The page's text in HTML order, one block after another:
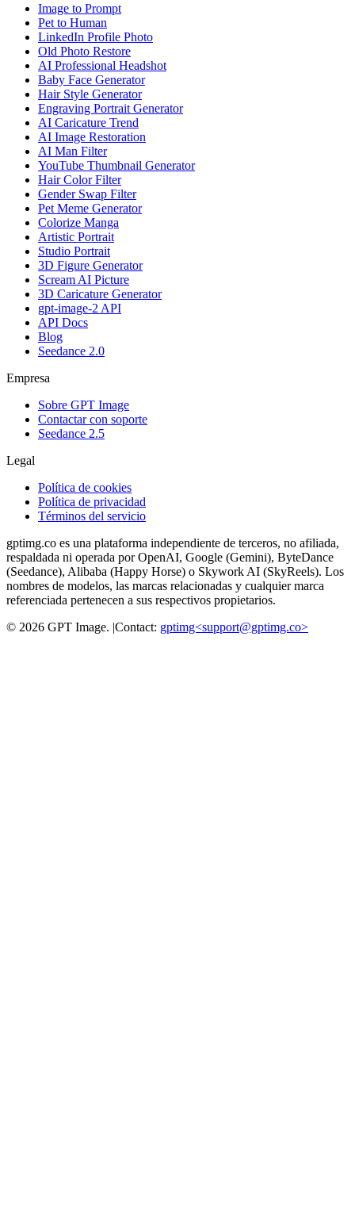
Image to Prompt
Pet to Human
LinkedIn Profile Photo
Old Photo Restore
AI Professional Headshot
Baby Face Generator
Hair Style Generator
Engraving Portrait Generator
AI Caricature Trend
AI Image Restoration
AI Man Filter
YouTube Thumbnail Generator
Hair Color Filter
Gender Swap Filter
Pet Meme Generator
Colorize Manga
Artistic Portrait
Studio Portrait
3D Figure Generator
Scream AI Picture
3D Caricature Generator
gpt-image-2 API
API Docs
Blog
Seedance 2.0
Empresa
Sobre GPT Image
Contactar con soporte
Seedance 2.5
Legal
Política de cookies
Política de privacidad
Términos del servicio
gptimg.co es una plataforma independiente de terceros, no afiliada,
respaldada ni operada por OpenAI, Google (Gemini), ByteDance
(Seedance), Alibaba (Happy Horse) o Skywork AI (SkyReels). Los
nombres de modelos, las marcas relacionadas y cualquier marca
referenciada pertenecen a sus respectivos propietarios.
© 2026 GPT Image. |Contact: gptimg<support@gptimg.co>